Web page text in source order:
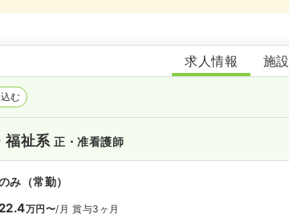
特別養護老人ホーム
求人情報 施
む
福祉系正・准看護師
み（常勤）
万円〜/月 賞与3ヶ月